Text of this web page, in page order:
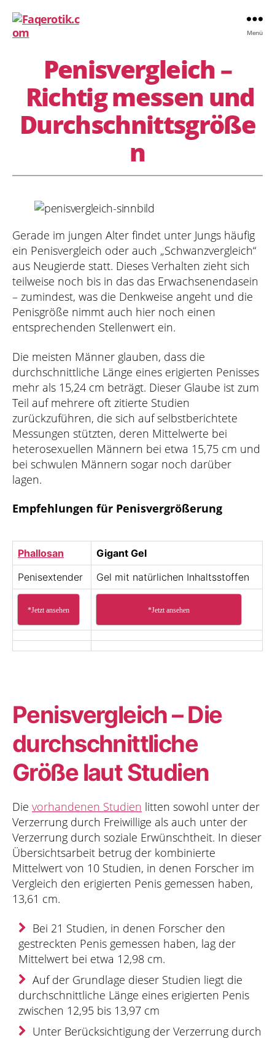
Menü
Penisvergleich –
Richtig messen und
Durchschnittsgröße
n
Gerade im jungen Alter findet unter Jungs häufig
ein Penisvergleich oder auch „Schwanzvergleich“
aus Neugierde statt. Dieses Verhalten zieht sich
teilweise noch bis in das das Erwachsenendasein
– zumindest, was die Denkweise angeht und die
Penisgröße nimmt auch hier noch einen
entsprechenden Stellenwert ein.
Die meisten Männer glauben, dass die
durchschnittliche Länge eines erigierten Penisses
mehr als 15,24 cm beträgt. Dieser Glaube ist zum
Teil auf mehrere oft zitierte Studien
zurückzuführen, die sich auf selbstberichtete
Messungen stützten, deren Mittelwerte bei
heterosexuellen Männern bei etwa 15,75 cm und
bei schwulen Männern sogar noch darüber
lagen.
Empfehlungen für Penisvergrößerung
Phallosan
Gigant Gel
Penisextender
Gel mit natürlichen Inhaltsstoffen
*Jetzt ansehen *Jetzt ansehen
Penisvergleich – Die
durchschnittliche
Größe laut Studien
Die vorhandenen Studien litten sowohl unter der
Verzerrung durch Freiwillige als auch unter der
Verzerrung durch soziale Erwünschtheit. In dieser
Übersichtsarbeit betrug der kombinierte
Mittelwert von 10 Studien, in denen Forscher im
Vergleich den erigierten Penis gemessen haben,
13,61 cm.
Bei 21 Studien, in denen Forscher den
gestreckten Penis gemessen haben, lag der
Mittelwert bei etwa 12,98 cm.
Auf der Grundlage dieser Studien liegt die
durchschnittliche Länge eines erigierten Penis
zwischen 12,95 bis 13,97 cm
Unter Berücksichtigung der Verzerrung durch